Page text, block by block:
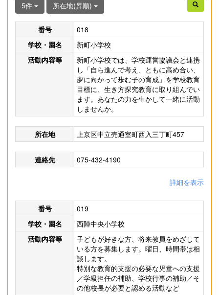
5件 所在地(昇順)
番号
018
学校・園名
新町小学校
活動内容等
新町小学校では、学校運営協議会と連携
し「自ら進んで考え、ともに高め合い、
夢に向かって歩む子の育成」を学校教育
目標に、生き方探究教育に取り組んでい
ます。あなたの力を生かして一緒に活動
しませんか。
所在地 上京区中立売通室町西入三丁町457
連絡先 075-432-4190
詳細を表示
番号
019
学校・園名
西陣中央小学校
活動内容等
子どもが好きな方、将来教員をめざして
いる方を募集します。曜日、時間帯は相
談します。
特別な教育的支援の必要な児童への支援
／学級担任の補助、学校行事の補助／そ
の他校長が必要と認める活動など